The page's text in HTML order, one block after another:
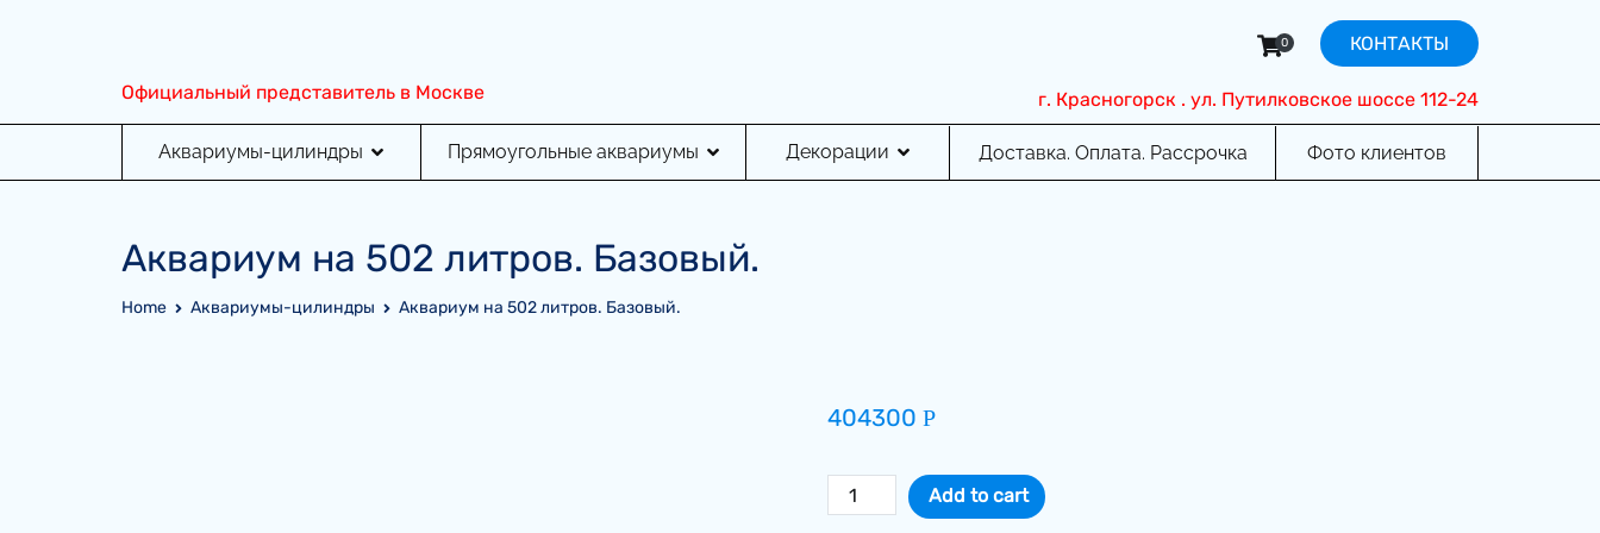
Официальный представитель в Москве
0 КОНТАКТЫ
г. Красногорск . ул. Путилковское шоссе 112-24
Аквариумы-цилиндры Прямоугольные аквариумы Декорации Доставка. Оплата. Рассрочка Фото клиентов
Аквариум на 502 литров. Базовый.
Home Аквариумы-цилиндры Аквариум на 502 литров. Базовый.
404300 Р
Аквариум
на
Add to cart